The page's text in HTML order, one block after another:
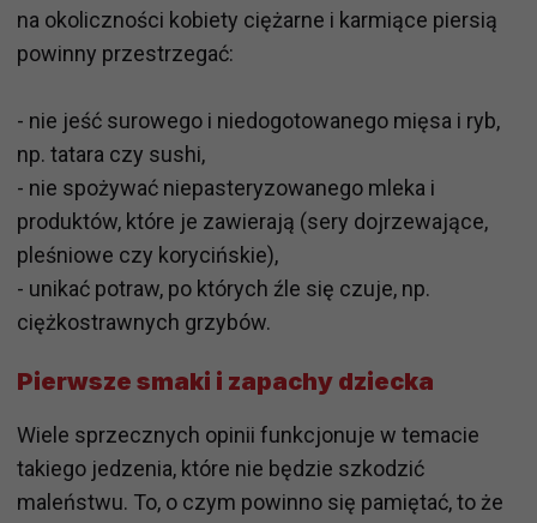
na okoliczności kobiety ciężarne i karmiące piersią
powinny przestrzegać:
- nie jeść surowego i niedogotowanego mięsa i ryb,
np. tatara czy sushi,
- nie spożywać niepasteryzowanego mleka i
produktów, które je zawierają (sery dojrzewające,
pleśniowe czy korycińskie),
- unikać potraw, po których źle się czuje, np.
ciężkostrawnych grzybów.
Pierwsze smaki i zapachy dziecka
Wiele sprzecznych opinii funkcjonuje w temacie
takiego jedzenia, które nie będzie szkodzić
maleństwu. To, o czym powinno się pamiętać, to że